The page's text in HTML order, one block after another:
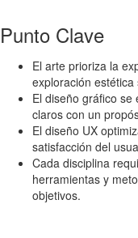
Punto Clave
El arte prioriza la
exploración
El diseño gráfico
claros con un
El diseño UX
satisfacción del
Cada disciplina
herramientas y
objetivos.